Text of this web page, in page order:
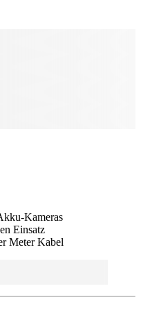
Kameras
Einsatz
Meter Kabel